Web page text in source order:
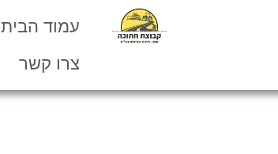
עמוד הבית
צרו קשר